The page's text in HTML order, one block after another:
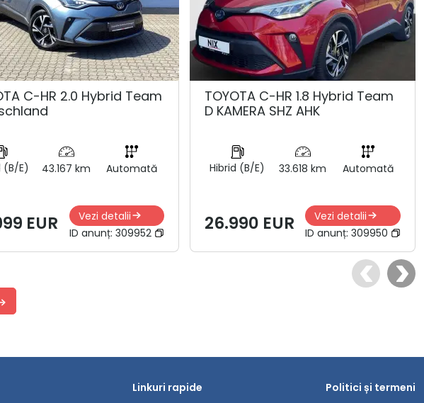
C-HR 2.0 Hybrid Team
(B/E) 43.167 km Automată
EUR
Vezi detalii
ID anunț:309952
TOYOTA C-HR 1.8 Hybrid Team
D KAMERA SHZ AHK
Hibrid (B/E) 33.618 km Automată
26.990 EUR
Vezi detalii
ID anunț: 309950
Linkuri rapide
Politici și termeni